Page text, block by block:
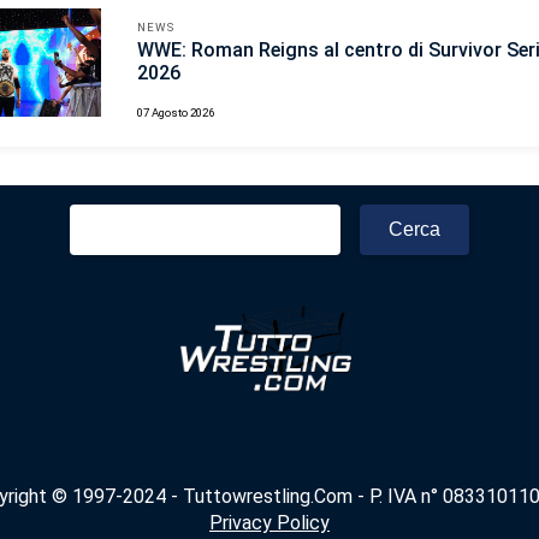
NEWS
WWE: Roman Reigns al centro di Survivor
2026
07 Agosto 2026
Ricerca
© 1997-2024 - Tuttowrestling.Com - P. IVA n°
Privacy Policy